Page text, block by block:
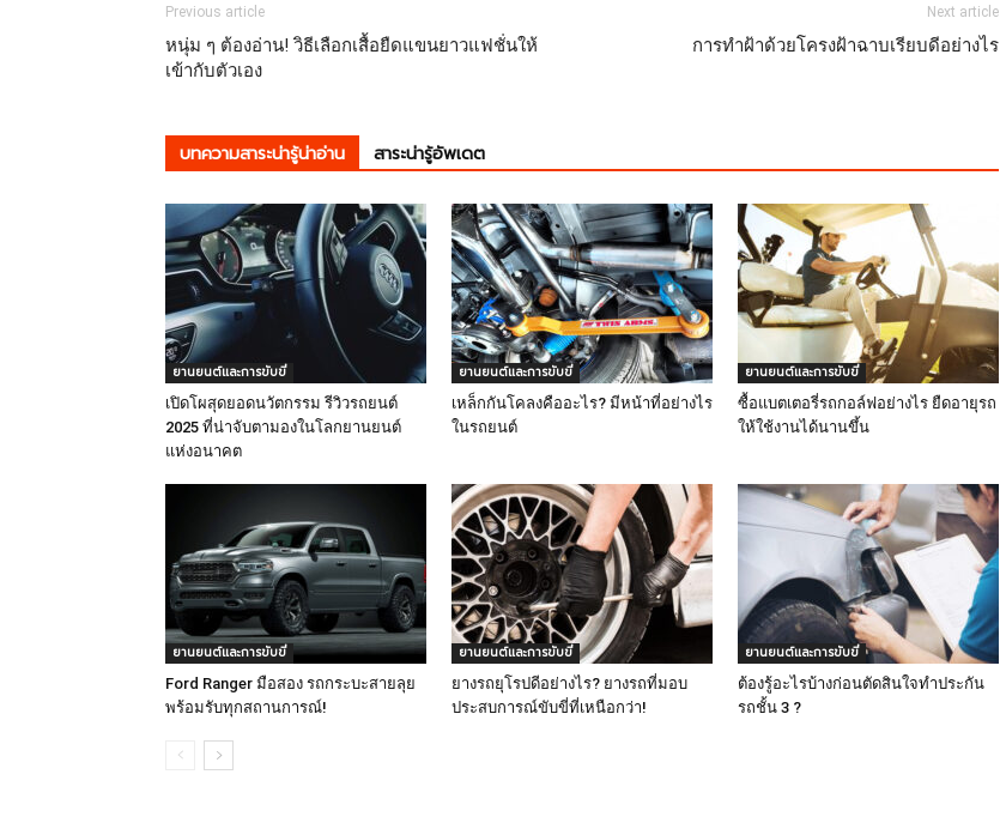
Previous article
หนุ่ม ๆ ต้องอ่าน! วิธีเลือกเสื้อยืดแขนยาวแฟชั่นให้
เข้ากับตัวเอง
Next article
การทำฝ้าด้วยโครงฝ้าฉาบเรียบดีอย่างไร
บทความสาระน่ารู้น่าอ่าน สาระน่ารู้อัพเดต
ยานยนต์และการขับขี่
เปิดโผสุดยอดนวัตกรรม รีวิวรถยนต์
2025 ที่น่าจับตามองในโลกยานยนต์
แห่งอนาคต
ยานยนต์และการขับขี่
เหล็กกันโคลงคืออะไร? มีหน้าที่อย่างไร
ในรถยนต์
ยานยนต์และการขับขี่
ซื้อแบตเตอรี่รถกอล์ฟอย่างไร ยืดอายุรถ
ให้ใช้งานได้นานขึ้น
ยานยนต์และการขับขี่
Ford Ranger มือสอง รถกระบะสายลุย
พร้อมรับทุกสถานการณ์!
ยานยนต์และการขับขี่
ยางรถยุโรปดีอย่างไร? ยางรถที่มอบ
ประสบการณ์ขับขี่ที่เหนือกว่า!
ยานยนต์และการขับขี่
ต้องรู้อะไรบ้างก่อนตัดสินใจทำประกัน
รถชั้น 3 ?